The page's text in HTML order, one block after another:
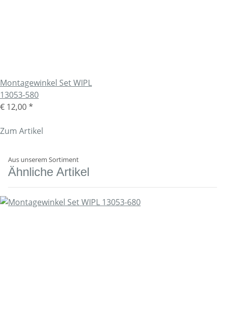
Montagewinkel Set WIPL
13053-580
€ 12,00*
Zum Artikel
Aus unserem Sortiment
Ähnliche Artikel